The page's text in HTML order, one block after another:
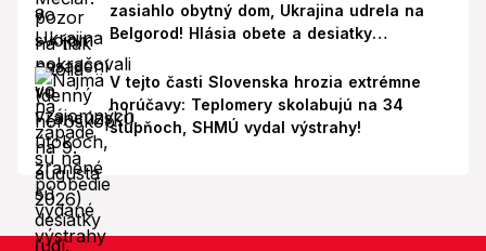
zasiahlo obytný dom, Ukrajina udrela na
Belgorod! Hlásia obete a desiatky
zranených
V tejto časti Slovenska hrozia extrémne
horúčavy: Teplomery skolabujú na 34
stupňoch, SHMÚ vydal výstrahy!